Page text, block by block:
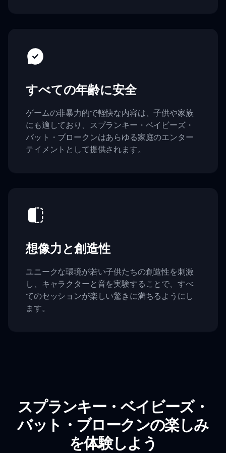
すべての年齢に安全
ゲームの非暴力的で軽快な内容は、子供や家族
にも適しており、スプランキー・ベイビーズ・
バット・ブロークンはあらゆる家庭のエンター
テイメントとして提供されます。
想像力と創造性
ユニークな環境が若い子供たちの創造性を刺激
し、キャラクターと音を実験することで、すべ
てのセッションが楽しい驚きに満ちるようにし
ます。
スプランキー・ベイビーズ・
バット・ブロークンの楽しみ
を体験しよう